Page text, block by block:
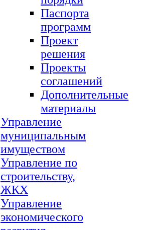
Паспорта
программ
Проект
решения
Проекты
соглашений
Дополнительные
материалы
Управление
муниципальным
имуществом
Управление по
строительству,
ЖКХ
Управление
экономического